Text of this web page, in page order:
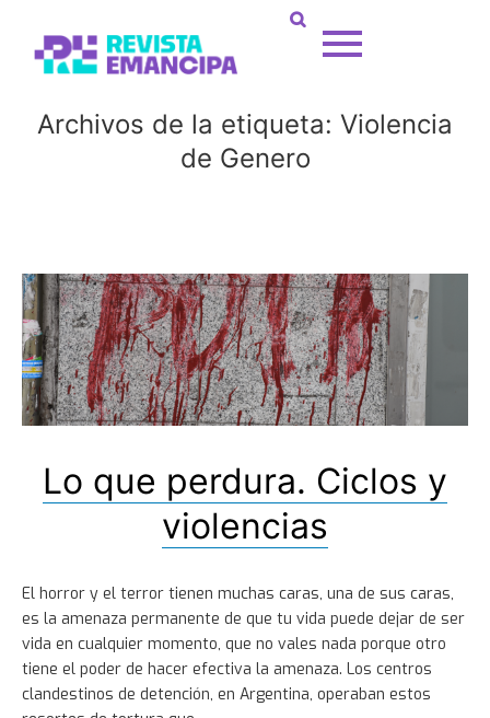
Archivos de la etiqueta: Violencia
de Genero
Lo que perdura. Ciclos y
violencias
El horror y el terror tienen muchas caras, una de sus caras,
es la amenaza permanente de que tu vida puede dejar de ser
vida en cualquier momento, que no vales nada porque otro
tiene el poder de hacer efectiva la amenaza. Los centros
clandestinos de detención, en Argentina, operaban estos